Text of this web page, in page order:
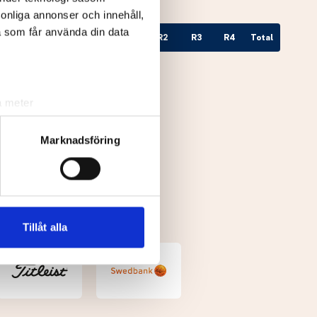
annonser och innehåll,
får använda din data
meter
. Du kan ändra
information från din enhet
kombinera informationen
Marknadsföring
Tillåt alla
Till par Hål R1 R2 R3 R4 Total